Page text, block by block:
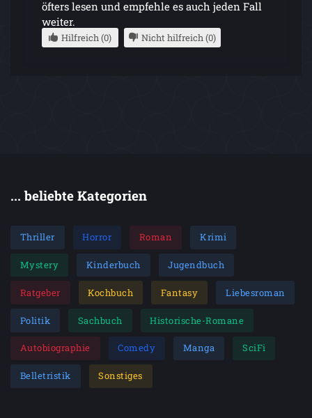
öfters lesen und empfehle es auch jeden Fall
weiter.
Hilfreich (0) Nicht hilfreich (0)
... beliebte Kategorien
Thriller Horror Roman Krimi
Mystery Kinderbuch Jugendbuch
Ratgeber Kochbuch Fantasy Liebesroman
Politik Sachbuch Historische-Romane
Autobiographie Comedy Manga SciFi
Belletristik Sonstiges